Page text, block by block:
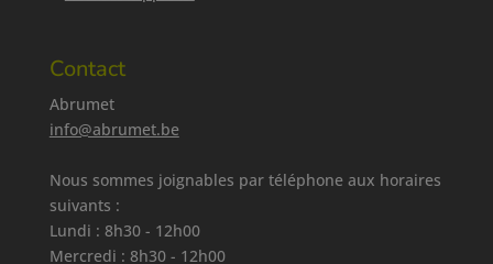
Contact
Abrumet
info@abrumet.be
Nous sommes joignables par téléphone aux horaires
suivants :
Lundi : 8h30 - 12h00
Mercredi : 8h30 - 12h00